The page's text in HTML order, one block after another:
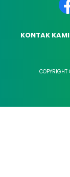
KONTAK KAMI